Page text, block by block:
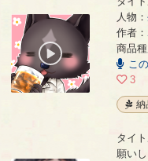
ごあいさつ - ホリ
人物：
作者：
商品
こ
3
納
タイ
願い